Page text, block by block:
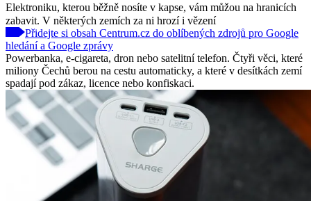
Elektroniku, kterou běžně nosíte v kapse, vám můžou na hranicích
zabavit. V některých zemích za ni hrozí i vězení
Přidejte si obsah Centrum.cz do oblíbených zdrojů pro Google
hledání a Google zprávy
Powerbanka, e-cigareta, dron nebo satelitní telefon. Čtyři věci, které
miliony Čechů berou na cestu automaticky, a které v desítkách zemí
spadají pod zákaz, licence nebo konfiskaci.